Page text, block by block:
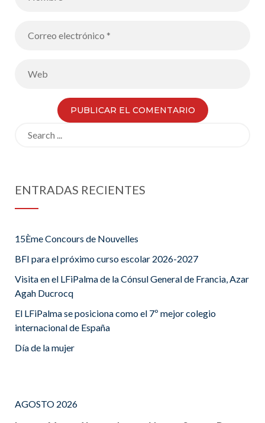
ENTRADAS RECIENTES
15Ème Concours de Nouvelles
BFI para el próximo curso escolar 2026-2027
Visita en el LFiPalma de la Cónsul General de Francia, Azar
Agah Ducrocq
El LFiPalma se posiciona como el 7º mejor colegio
internacional de España
Día de la mujer
AGOSTO 2026